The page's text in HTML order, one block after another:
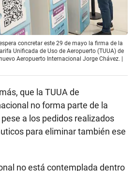
concretar este 29 de mayo la firma de la
Unificada de Uso de Aeropuerto (TUUA) de
Aeropuerto Internacional Jorge Chávez. |
que la TUUA de
no forma parte de la
a los pedidos realizados
para eliminar también ese
no está contemplada dentro